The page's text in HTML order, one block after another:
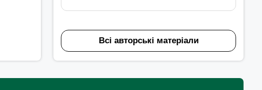
Всі авторські матеріали